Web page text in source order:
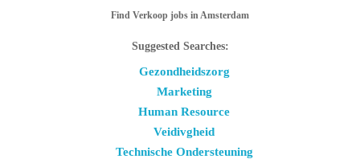
Find Verkoop jobs in Amsterdam
Suggested Searches:
Gezondheidszorg
Marketing
Human Resource
Veidivgheid
Technische Ondersteuning